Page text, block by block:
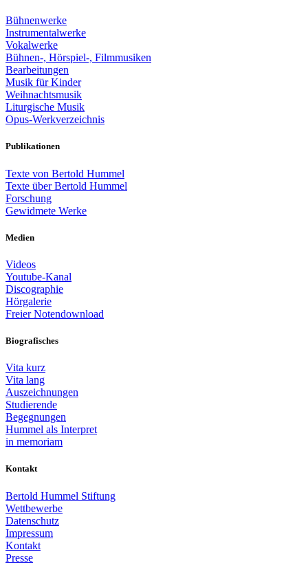
Bühnenwerke
Instrumentalwerke
Vokalwerke
Bühnen-, Hörspiel-, Filmmusiken
Bearbeitungen
Musik für Kinder
Weihnachtsmusik
Liturgische Musik
Opus-Werkverzeichnis
Publikationen
Texte von Bertold Hummel
Texte über Bertold Hummel
Forschung
Gewidmete Werke
Medien
Videos
Youtube-Kanal
Discographie
Hörgalerie
Freier Notendownload
Biografisches
Vita kurz
Vita lang
Auszeichnungen
Studierende
Begegnungen
Hummel als Interpret
in memoriam
Kontakt
Bertold Hummel Stiftung
Wettbewerbe
Datenschutz
Impressum
Kontakt
Presse